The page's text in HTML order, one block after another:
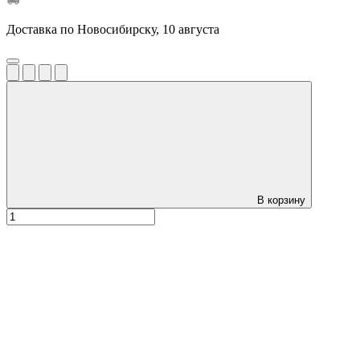
Доставка по Новосибирску, 10 августа
В корзину